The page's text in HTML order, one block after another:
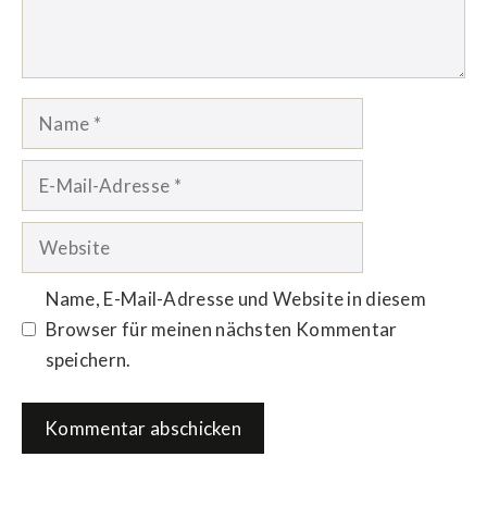
Name
Website
Name, E-Mail-Adresse und Website in diesem
Browser für meinen nächsten Kommentar
speichern.